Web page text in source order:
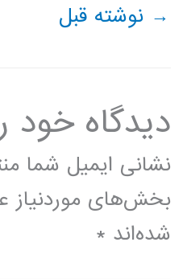
→ نوشته قبل
دیدگاه‌ خود
نشانی ایمیل شما
بخش‌های موردنیاز
شده‌اند *